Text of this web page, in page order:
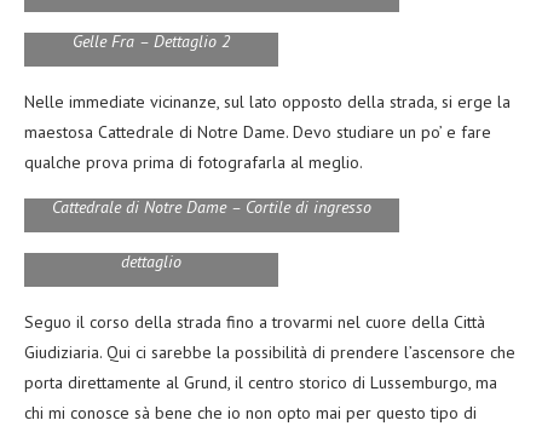
Gelle Fra – Dettaglio 2
Nelle immediate vicinanze, sul lato opposto della strada, si erge la
maestosa Cattedrale di Notre Dame. Devo studiare un po’ e fare
qualche prova prima di fotografarla al meglio.
Cattedrale di Notre Dame – Cortile di ingresso
Cattedrale di Notre Dame –
dettaglio
Seguo il corso della strada fino a trovarmi nel cuore della Città
Giudiziaria. Qui ci sarebbe la possibilità di prendere l’ascensore che
porta direttamente al Grund, il centro storico di Lussemburgo, ma
chi mi conosce sà bene che io non opto mai per questo tipo di